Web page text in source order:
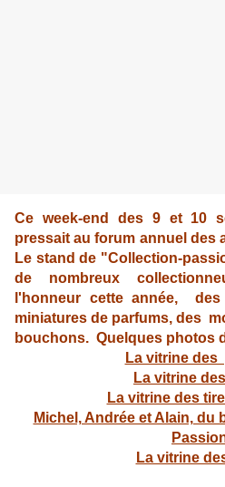
Ce week-end des 9 et 10
pressait au forum annuel des
Le stand de "Collection-
de nombreux
l'honneur cette année,
miniatures de parfums, des
bouchons. Quelques photos
La vitrine des
La vitrine
La vitrine des
Michel, Andrée et Alain, du
La vitrine